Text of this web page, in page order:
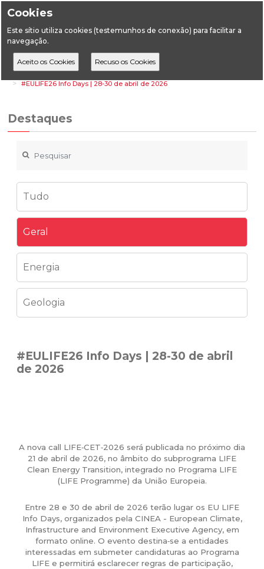
Cookies
Este sítio utiliza cookies (testemunhos de conexão) para facilitar a
navegação.
HomeDestaques
Geral
#EULIFE26 Info Days | 28-30 de abril de 2026
Destaques
Tudo
Geral
Energia
Geologia
#EULIFE26 Info Days | 28-30 de abril
de 2026
A nova call LIFE‑CET‑2026 será publicada no próximo dia
21 de abril de 2026, no âmbito do subprograma LIFE
Clean Energy Transition, integrado no Programa LIFE
(LIFE Programme) da União Europeia.
Entre 28 e 30 de abril de 2026 terão lugar os EU LIFE
Info Days, organizados pela CINEA - European Climate,
Infrastructure and Environment Executive Agency, em
formato online. O evento destina‑se a entidades
interessadas em submeter candidaturas ao Programa
LIFE e permitirá esclarecer regras de participação,